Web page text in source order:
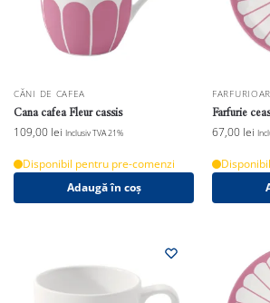
CĂNI DE CAFEA
Cana cafea Fleur cassis
109,00 lei Inclusiv TVA 21%
Disponibil pentru pre-comenzi
Adaugă în coș
Farfurie
67,00 lei